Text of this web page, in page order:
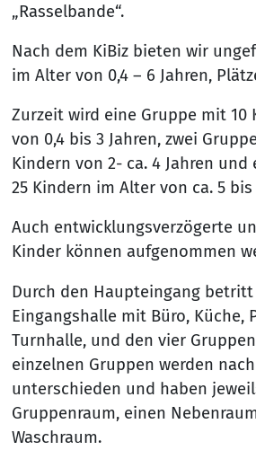
„Rasselbande“.
Nach dem KiBiz bieten wir
im Alter von 0,4 – 6 Jahren,
Zurzeit wird eine Gruppe mit 10
von 0,4 bis 3 Jahren, zwei
Kindern von 2- ca. 4 Jahren
25 Kindern im Alter von ca. 5
Auch entwicklungsverzögerte
Kinder können aufgenommen
Durch den Haupteingang
Eingangshalle mit Büro, Küche,
Turnhalle, und den vier
einzelnen Gruppen werden
unterschieden und haben
Gruppenraum, einen
Waschraum.